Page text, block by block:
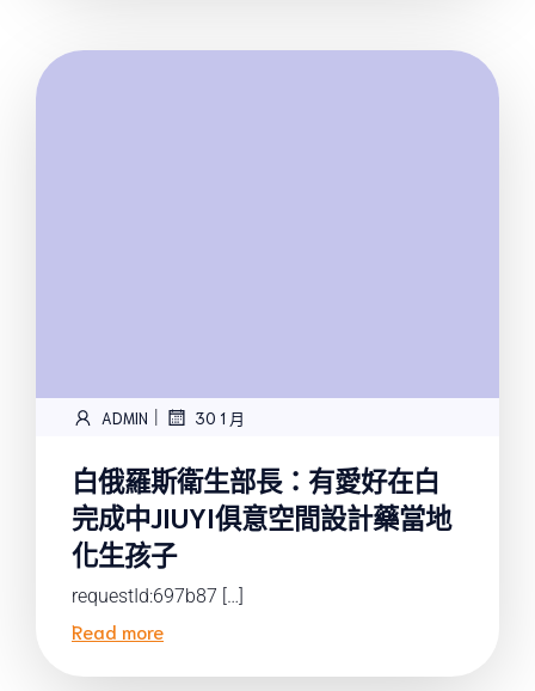
ADMIN | 30 1 月
白俄羅斯衛生部長：有愛好在白
完成中JIUYI俱意空間設計藥當地
化生孩子
requestId:697b87 […]
Read more